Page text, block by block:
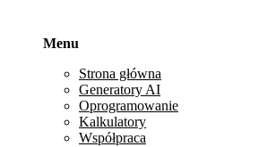
Menu
Strona główna
Generatory AI
Oprogramowanie
Kalkulatory
Współpraca